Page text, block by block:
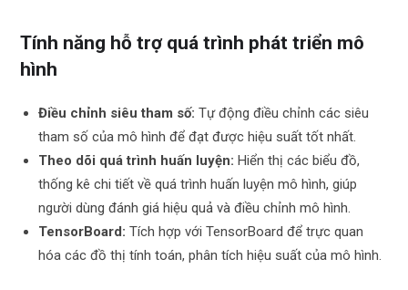
Tính năng hỗ trợ quá trình phát triển mô
hình
Điều chỉnh siêu tham số: Tự động điều chỉnh các siêu
tham số của mô hình để đạt được hiệu suất tốt nhất.
Theo dõi quá trình huấn luyện: Hiển thị các biểu đồ,
thống kê chi tiết về quá trình huấn luyện mô hình, giúp
người dùng đánh giá hiệu quả và điều chỉnh mô hình.
TensorBoard: Tích hợp với TensorBoard để trực quan
hóa các đồ thị tính toán, phân tích hiệu suất của mô hình.